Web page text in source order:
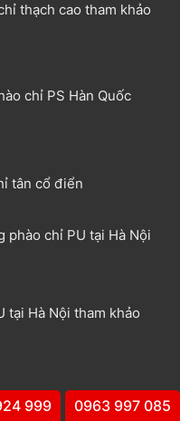
thạch cao tham khảo
chỉ PS Hàn Quốc
tân cổ điển
phào chỉ PU tại Hà Nội
tại Hà Nội tham khảo
999 0963 997 085